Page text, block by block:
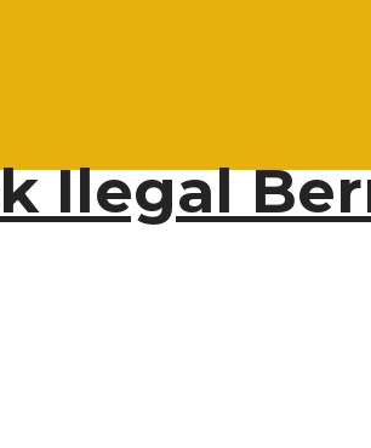
Ilegal